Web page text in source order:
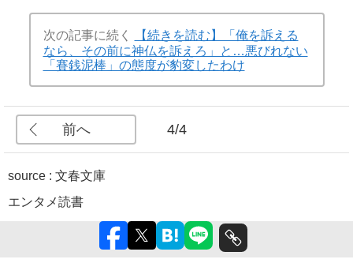
次の記事に続く
【続きを読む】「俺を訴える
なら、その前に神仏を訴えろ」と…悪びれない
「賽銭泥棒」の態度が豹変したわけ
前へ 4/4
source : 文春文庫
エンタメ読書